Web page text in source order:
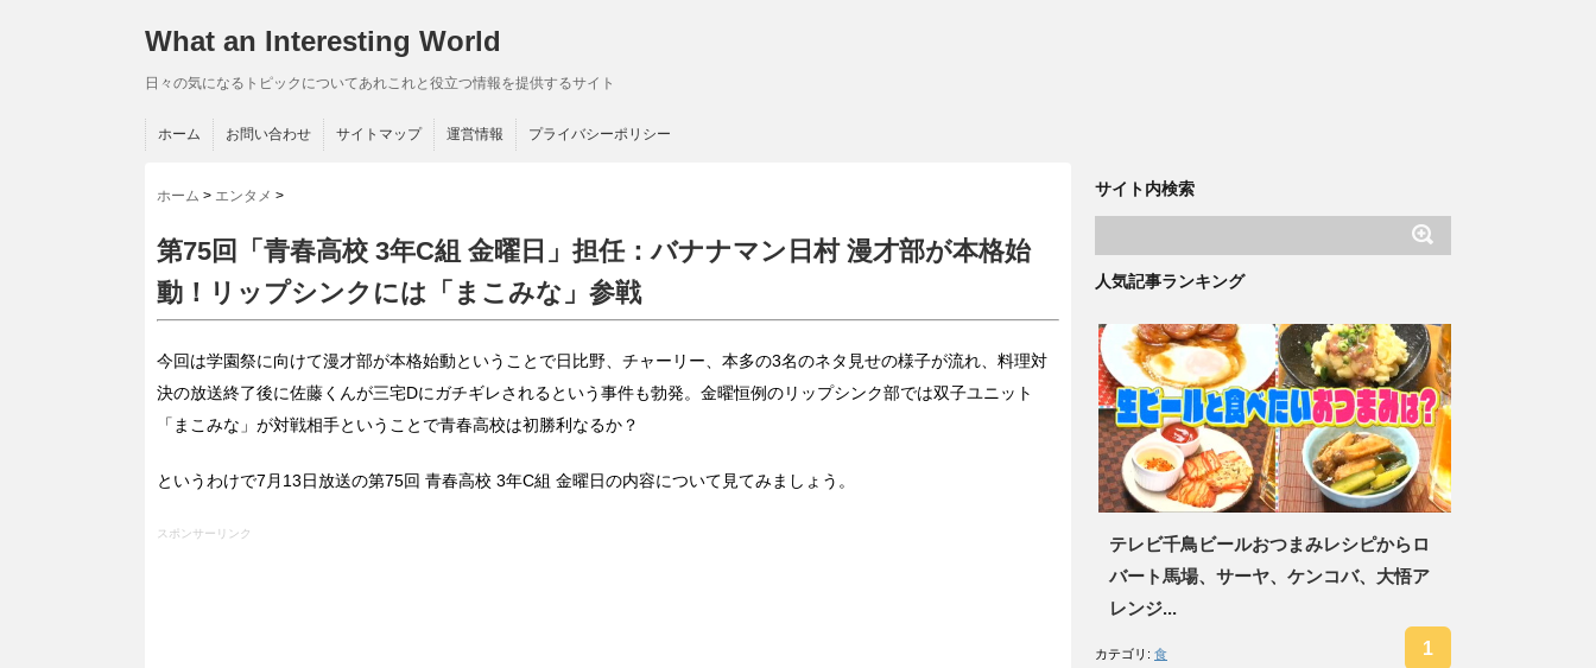
What an Interesting World
日々の気になるトピックについてあれこれと役立つ情報を提供するサイト
ホーム お問い合わせ サイトマップ 運営情報 プライバシーポリシー
ホーム > エンタメ >
第75回「青春高校 3年C組 金曜日」担任：バナナマン日村 漫才部が本格始
動！リップシンクには「まこみな」参戦
今回は学園祭に向けて漫才部が本格始動ということで日比野、チャーリー、本多の3名のネタ見せの様子が流れ、料理対
決の放送終了後に佐藤くんが三宅Dにガチギレされるという事件も勃発。金曜恒例のリップシンク部では双子ユニット
「まこみな」が対戦相手ということで青春高校は初勝利なるか？
というわけで7月13日放送の第75回 青春高校 3年C組 金曜日の内容について見てみましょう。
スポンサーリンク
サイト内検索
人気記事ランキング
テレビ千鳥ビールおつまみレシピからロ
バート馬場、サーヤ、ケンコバ、大悟ア
レンジ...
カテゴリ: 食